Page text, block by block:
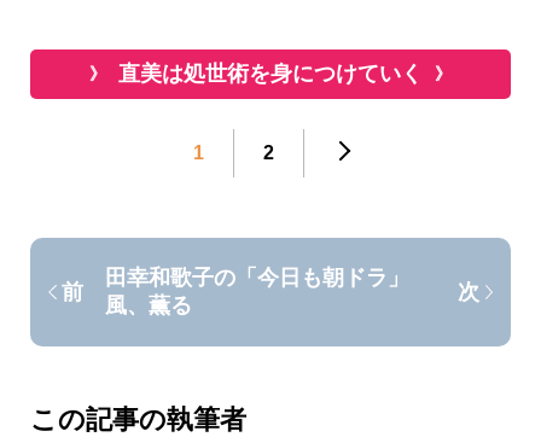
直美は処世術を身につけていく
1 2
前
田幸和歌子の「今日も朝ドラ」
風、薫る
次
この記事の執筆者